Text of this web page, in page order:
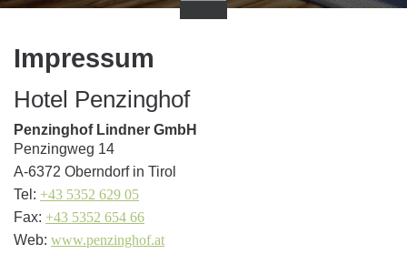
Impressum
Hotel Penzinghof
Penzinghof Lindner GmbH
Penzingweg 14
A-6372 Oberndorf in Tirol
Tel: +43 5352 629 05
Fax: +43 5352 654 66
Web: www.penzinghof.at